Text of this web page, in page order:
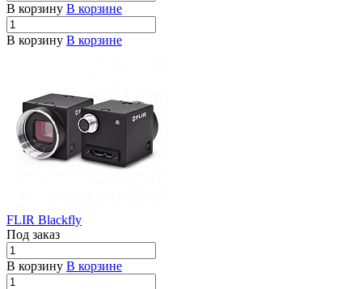
В корзину В корзине
В корзину В корзине
FLIR Blackfly
Под заказ
В корзину В корзине